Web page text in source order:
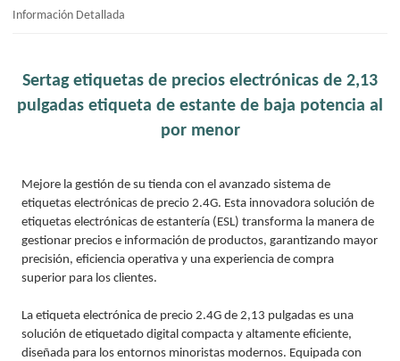
Información Detallada
Sertag etiquetas de precios electrónicas de 2,13
pulgadas etiqueta de estante de baja potencia al
por menor
Mejore la gestión de su tienda con el avanzado sistema de
etiquetas electrónicas de precio 2.4G. Esta innovadora solución de
etiquetas electrónicas de estantería (ESL) transforma la manera de
gestionar precios e información de productos, garantizando mayor
precisión, eficiencia operativa y una experiencia de compra
superior para los clientes.
La etiqueta electrónica de precio 2.4G de 2,13 pulgadas es una
solución de etiquetado digital compacta y altamente eficiente,
diseñada para los entornos minoristas modernos. Equipada con